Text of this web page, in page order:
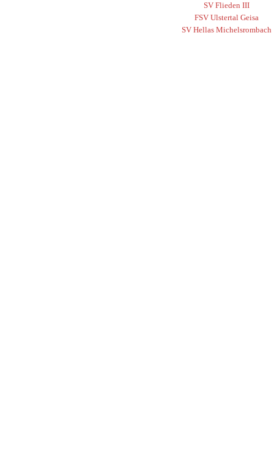
SV Flieden III
FSV Ulstertal Geisa
SV Hellas Michelsrombach